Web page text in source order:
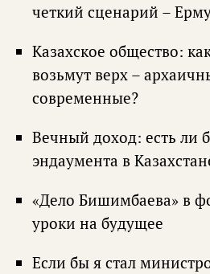
четкий сценарий –
Казахское общество:
возьмут верх –
современные?
Вечный доход: есть ли
эндаумента в
«Дело Бишимбаева» в
уроки на будущее
Если бы я стал